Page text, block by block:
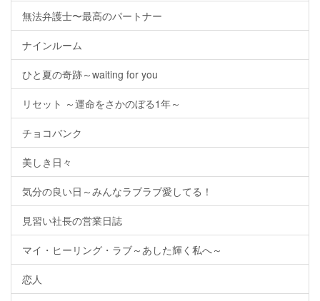
無法弁護士〜最高のパートナー
ナインルーム
ひと夏の奇跡～waiting for you
リセット ～運命をさかのぼる1年～
チョコバンク
美しき日々
気分の良い日～みんなラブラブ愛してる！
見習い社長の営業日誌
マイ・ヒーリング・ラブ～あした輝く私へ～
恋人